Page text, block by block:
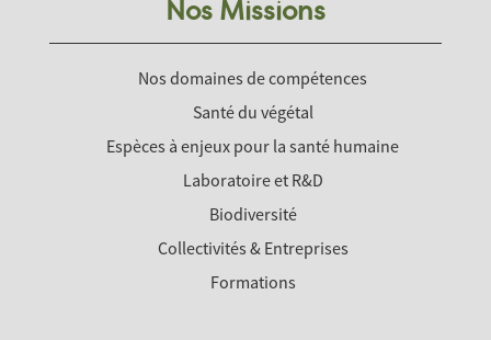
Nos Missions
Nos domaines de compétences
Santé du végétal
Espèces à enjeux pour la santé humaine
Laboratoire et R&D
Biodiversité
Collectivités & Entreprises
Formations